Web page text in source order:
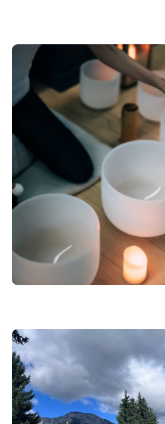
Le VENDREDI ouvre le cercle.
et de partage pour poser vos
MEDITATION guidée de lâcher-
mental et de créer un espace
CONSTELLATIONS FAMILIALES
éclairer les dynamiques
schémas transgénérationnels et
nouveaux ajustements intérieurs.
aux bols de cristal
plongée, favorisant détente
subtile.
Le SAMEDI est une journée
de connexion à la nature et de
Après un réveil du corps en
Lessy. Au fil de l'ascension, vous
ralentir, à respirer pleinement et
par la beauté des paysages
l'énergie du groupe et des
une pratique de yoga prendra
immersion, dans un cadre
à la présence et au